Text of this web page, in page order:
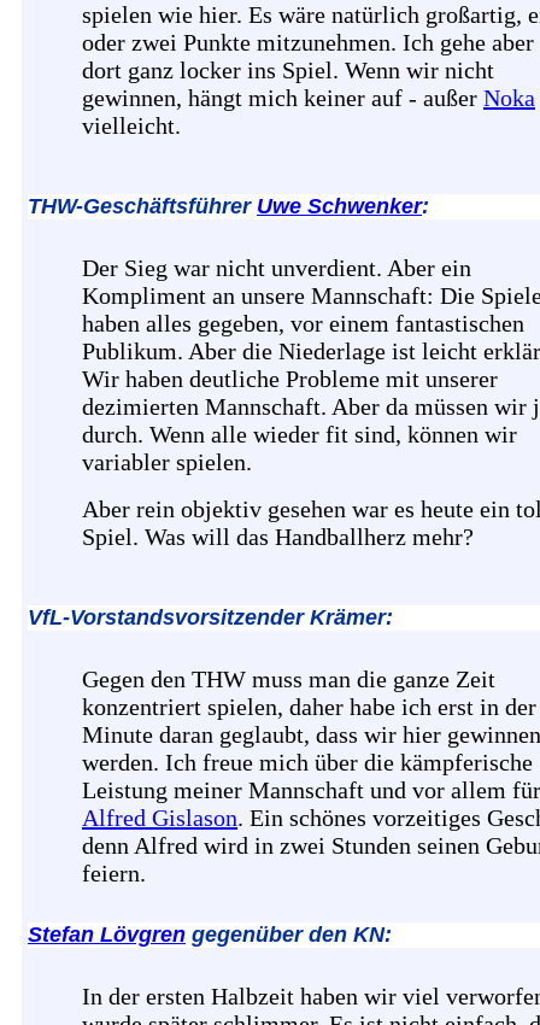
spielen wie hier. Es wäre natürlich großartig,
oder zwei Punkte mitzunehmen. Ich gehe aber
dort ganz locker ins Spiel. Wenn wir nicht
gewinnen, hängt mich keiner auf - außer Noka
vielleicht.
THW-Geschäftsführer Uwe Schwenker:
Der Sieg war nicht unverdient. Aber ein
Kompliment an unsere Mannschaft: Die
haben alles gegeben, vor einem fantastischen
Publikum. Aber die Niederlage ist leicht
Wir haben deutliche Probleme mit unserer
dezimierten Mannschaft. Aber da müssen wir
durch. Wenn alle wieder fit sind, können wir
variabler spielen.
Aber rein objektiv gesehen war es heute ein
Spiel. Was will das Handballherz mehr?
VfL-Vorstandsvorsitzender Krämer:
Gegen den THW muss man die ganze Zeit
konzentriert spielen, daher habe ich erst in
Minute daran geglaubt, dass wir hier gewinnen
werden. Ich freue mich über die kämpferische
Leistung meiner Mannschaft und vor allem für
Alfred Gislason. Ein schönes vorzeitiges
denn Alfred wird in zwei Stunden seinen
feiern.
Stefan Lövgren gegenüber den KN:
In der ersten Halbzeit haben wir viel